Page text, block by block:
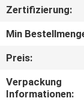
UNS
FABRIK-
AUSFLUG
Zertifizierung:
Min
Preis:
Verpackung
Informationen: